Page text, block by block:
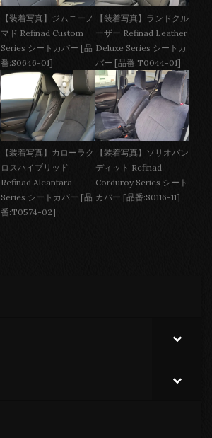
【装着写真】ジムニーノ
マド Refinad Custom
Series シートカバー [品
番:S0646-01]
【装着写真】ランドクル
ーザー Refinad Leather
Deluxe Series シートカ
バー [品番:T0044-01]
【装着写真】カローラク
ロスハイブリッド
Refinad Alcantara
Series シートカバー [品
番:T0574-02]
【装着写真】ソリオバン
ディット Refinad
Corduroy Series シート
カバー [品番:S0116-11]